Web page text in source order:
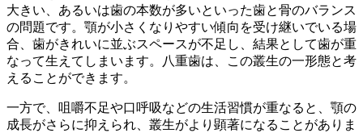
大きい、あるいは歯の本数が多いといった歯と骨のバランス
の問題です。顎が小さくなりやすい傾向を受け継いでいる場
合、歯がきれいに並ぶスペースが不足し、結果として歯が重
なって生えてしまいます。八重歯は、この叢生の一形態と考
えることができます。
一方で、咀嚼不足や口呼吸などの生活習慣が重なると、顎の
成長がさらに抑えられ、叢生がより顕著になることがありま